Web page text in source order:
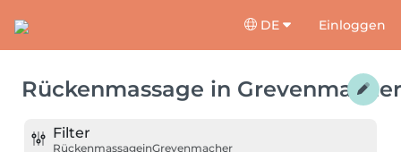
DE Einloggen
Rückenmassage in Grevenmacher
Filter
RückenmassageinGrevenmacher